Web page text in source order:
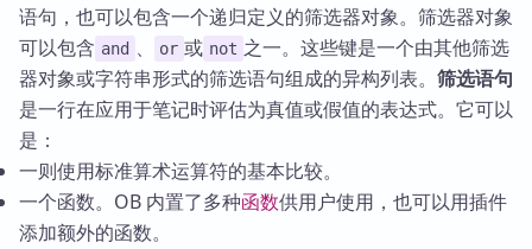
语句，也可以包含一个递归定义的筛选器对象。筛选器对象
可以包含 and 、 or 或 not 之一。这些键是一个由其他筛选
器对象或字符串形式的筛选语句组成的异构列表。 筛选语句
是一行在应用于笔记时评估为真值或假值的表达式。它可以
是：
一则使用标准算术运算符的基本比较。
一个函数。OB 内置了多种函数供用户使用，也可以用插件
添加额外的函数。